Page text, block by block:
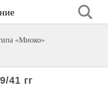
«Миоко»
41 гг